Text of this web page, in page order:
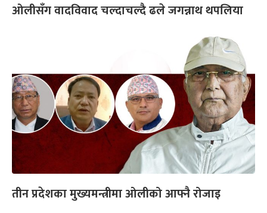
ओलीसँग वादविवाद चल्दाचल्दै ढले जगन्नाथ थपलिया
तीन प्रदेशका मुख्यमन्त्रीमा ओलीको आफ्नै रोजाइ